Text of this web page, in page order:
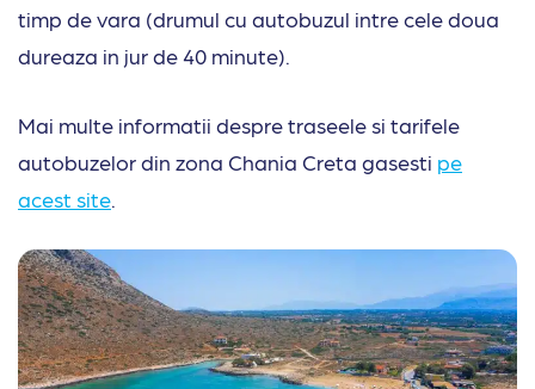
timp de vara (drumul cu autobuzul intre cele doua
dureaza in jur de 40 minute).
Mai multe informatii despre traseele si tarifele
autobuzelor din zona Chania Creta gasesti pe
acest site